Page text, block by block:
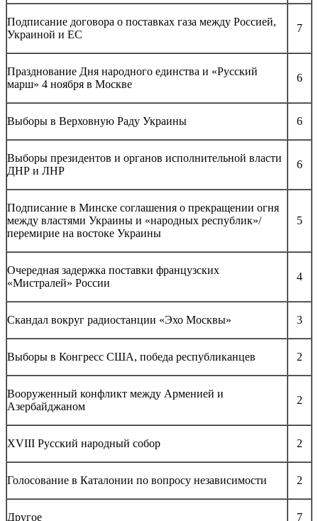
Подписание договора о поставках газа между Россией,
Украиной и ЕС
7
Празднование Дня народного единства и «Русский
марш» 4 ноября в Москве
6
Выборы в Верховную Раду Украины 6
Выборы президентов и органов исполнительной власти
ДНР и ЛНР
6
Подписание в Минске соглашения о прекращении огня
между властями Украины и «народных республик»/
перемирие на востоке Украины
5
Очередная задержка поставки французских
«Мистралей» России
4
Скандал вокруг радиостанции «Эхо Москвы» 3
Выборы в Конгресс США, победа республиканцев 2
Вооруженный конфликт между Арменией и
Азербайджаном
2
XVIII Русский народный собор 2
Голосование в Каталонии по вопросу независимости 2
Другое 7